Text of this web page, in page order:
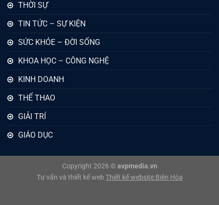
THỜI SỰ
TIN TỨC – SỰ KIỆN
SỨC KHỎE – ĐỜI SỐNG
KHOA HỌC – CÔNG NGHỆ
KINH DOANH
THỂ THAO
GIẢI TRÍ
GIÁO DỤC
Copyright 2026 © avpmedia.vn
Tư vấn và thiết kế web Thiết kế website Biên Hòa